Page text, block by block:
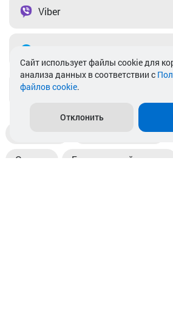
Viber
info@akkamulik.by
Пункты выдачи
Оплата Безналичный расчет
Cайт использует файлы cookie для
анализа данных в соответствии с
файлов cookie.
Отклонить